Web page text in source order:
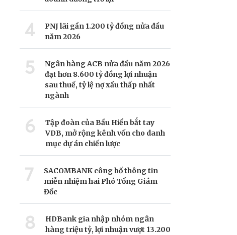
4
PNJ lãi gần 1.200 tỷ đồng nửa đầu
năm 2026
5
Ngân hàng ACB nửa đầu năm 2026
đạt hơn 8.600 tỷ đồng lợi nhuận
sau thuế, tỷ lệ nợ xấu thấp nhất
ngành
6
Tập đoàn của Bầu Hiển bắt tay
VDB, mở rộng kênh vốn cho danh
mục dự án chiến lược
7
SACOMBANK công bố thông tin
miễn nhiệm hai Phó Tổng Giám
Đốc
8
HDBank gia nhập nhóm ngân
hàng triệu tỷ, lợi nhuận vượt 13.200